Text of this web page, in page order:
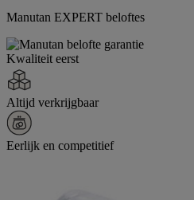
Manutan EXPERT beloftes
Kwaliteit eerst
Altijd verkrijgbaar
Eerlijk en competitief